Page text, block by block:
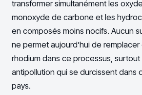
transformer simultanément les
monoxyde de carbone et les
en composés moins nocifs. Aucun
ne permet aujourd’hui de
rhodium dans ce processus,
antipollution qui se durcissent dans
pays.